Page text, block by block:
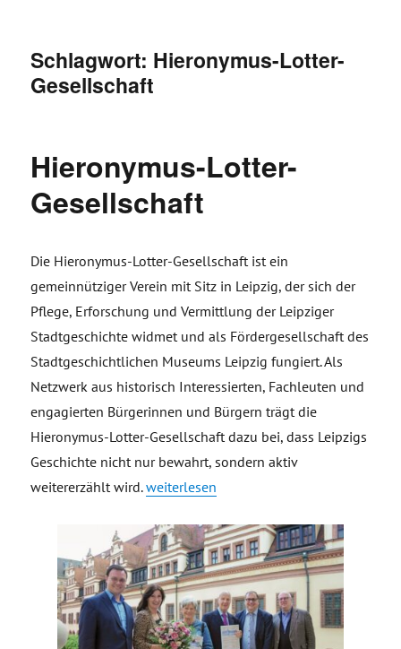
Schlagwort: Hieronymus-Lotter-
Gesellschaft
Hieronymus-Lotter-
Gesellschaft
Die Hieronymus-Lotter-Gesellschaft ist ein
gemeinnütziger Verein mit Sitz in Leipzig, der sich der
Pflege, Erforschung und Vermittlung der Leipziger
Stadtgeschichte widmet und als Fördergesellschaft des
Stadtgeschichtlichen Museums Leipzig fungiert. Als
Netzwerk aus historisch Interessierten, Fachleuten und
engagierten Bürgerinnen und Bürgern trägt die
Hieronymus-Lotter-Gesellschaft dazu bei, dass Leipzigs
Geschichte nicht nur bewahrt, sondern aktiv
weitererzählt wird.„Hieronymus-Lotter-Gesellschaft“
weiterlesen